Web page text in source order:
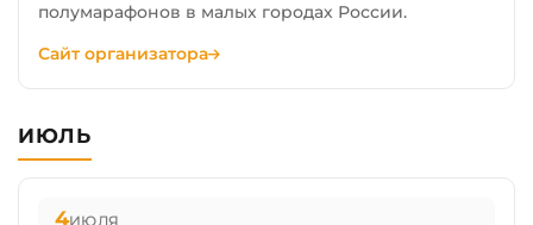
полумарафонов в малых городах России.
Сайт организатора
ИЮЛЬ
4ИЮЛЯ